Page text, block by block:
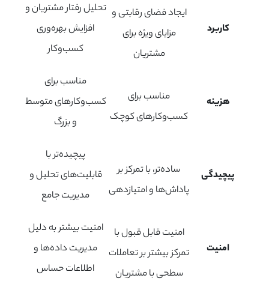
کاربرد
ایجاد فضای رقابتی و
مزایای ویژه برای
مشتریان
تحلیل رفتار مشتریان و
افزایش بهره‌وری
کسب‌وکار
هزینه
مناسب برای
کسب‌وکارهای کوچک
مناسب برای
کسب‌وکارهای متوسط
و بزرگ
پیچیدگی
ساده‌تر، با تمرکز بر
پاداش‌ها و امتیازدهی
پیچیده‌تر با
قابلیت‌های تحلیل و
مدیریت جامع
امنیت
امنیت قابل قبول با
تمرکز بیشتر بر تعاملات
سطحی با مشتریان
امنیت بیشتر به دلیل
مدیریت داده‌ها و
اطلاعات حساس